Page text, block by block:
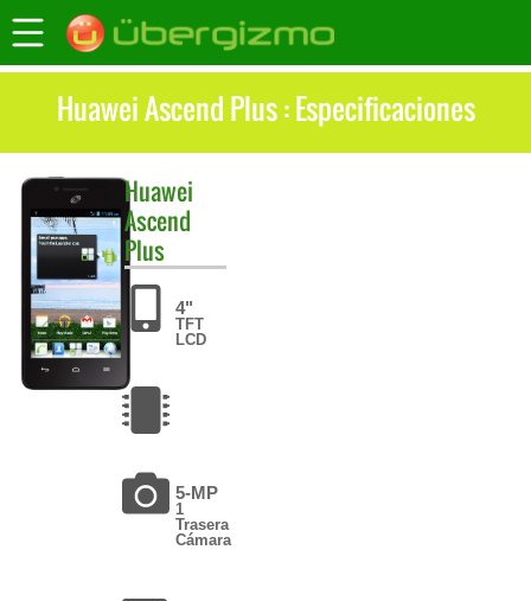
Huawei Ascend Plus : Especificaciones
Huawei
Ascend
Plus
4"
TFT
LCD
5-MP
1
Trasera
Cámara